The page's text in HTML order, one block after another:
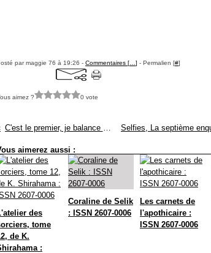
par maggie 76 à 19:26 - Commentaires [ ] - Permalien [#]
aimez ? 0 vote
C'est le premier, je balance tout (juillet 2018) : ISSN 2607-0006
aimerez aussi :
des
tome
de K.
:
Coraline de Selik
: ISSN 2607-0006
Les carnets de
l'apothicaire :
ISSN 2607-0006